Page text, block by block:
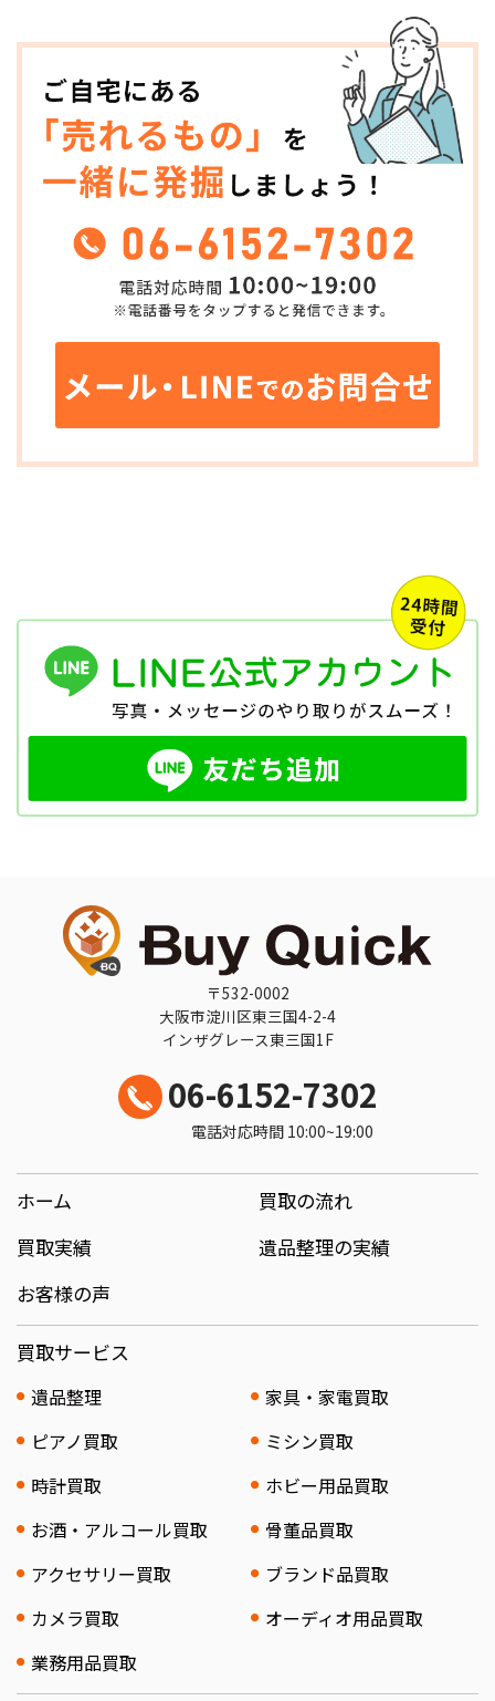
〒532-0002
大阪市淀川区東三国4-2-4
インザグレース東三国1F
06-6152-7302
電話対応時間 10:00~19:00
ホーム
買取の流れ
買取実績
遺品整理の実績
お客様の声
買取サービス
遺品整理
家具・家電買取
ピアノ買取
ミシン買取
時計買取
ホビー用品買取
お酒・アルコール買取
骨董品買取
アクセサリー買取
ブランド品買取
カメラ買取
オーディオ用品買取
業務用品買取